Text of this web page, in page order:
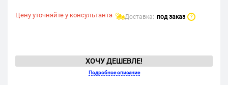
Цену уточняйте у консультанта Доставка: под заказ ?
ХОЧУ ДЕШЕВЛЕ!
Подробное описание